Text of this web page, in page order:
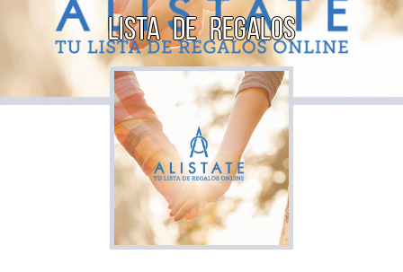
LISTA DE REGALOS